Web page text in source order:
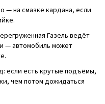
— на смазке кардана, если
Газель ведёт
— автомобиль может
если есть крутые подъёмы,
чем потом дожидаться